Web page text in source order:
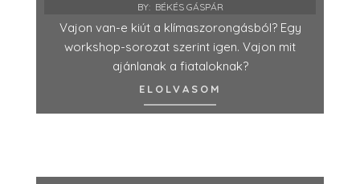
BY: BÉKÉS GÁSPÁR
Vajon van-e kiút a klímaszorongásból? Egy
workshop-sorozat szerint igen. Vajon mit
ajánlanak a fiataloknak?
ELOLVASOM